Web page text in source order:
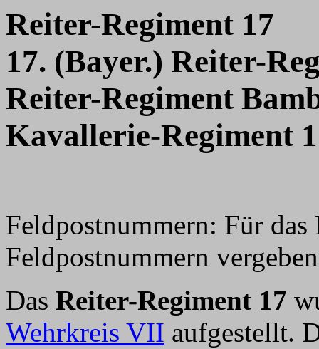
Reiter-Regiment 17
17. (Bayer.) Reiter-
Reiter-Regiment
Kavallerie-Regiment
Feldpostnummern: Für
Feldpostnummern
Das Reiter-Regiment 17
Wehrkreis VII aufgestellt.